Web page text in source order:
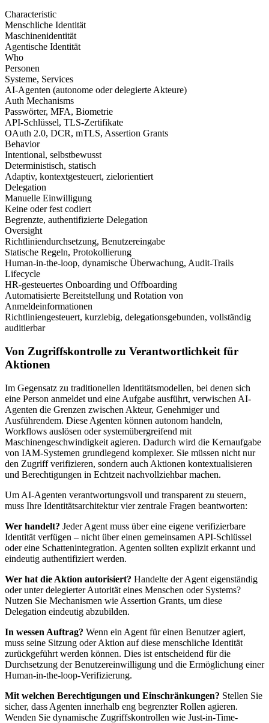
Characteristic
Menschliche Identität
Maschinenidentität
Agentische Identität
Who
Personen
Systeme, Services
AI-Agenten (autonome oder delegierte Akteure)
Auth Mechanisms
Passwörter, MFA, Biometrie
API-Schlüssel, TLS-Zertifikate
OAuth 2.0, DCR, mTLS, Assertion Grants
Behavior
Intentional, selbstbewusst
Deterministisch, statisch
Adaptiv, kontextgesteuert, zielorientiert
Delegation
Manuelle Einwilligung
Keine oder fest codiert
Begrenzte, authentifizierte Delegation
Oversight
Richtliniendurchsetzung, Benutzereingabe
Statische Regeln, Protokollierung
Human-in-the-loop, dynamische Überwachung, Audit-Trails
Lifecycle
HR-gesteuertes Onboarding und Offboarding
Automatisierte Bereitstellung und Rotation von
Anmeldeinformationen
Richtliniengesteuert, kurzlebig, delegationsgebunden, vollständig
auditierbar
Von Zugriffskontrolle zu Verantwortlichkeit für
Aktionen
Im Gegensatz zu traditionellen Identitätsmodellen, bei denen sich
eine Person anmeldet und eine Aufgabe ausführt, verwischen AI-
Agenten die Grenzen zwischen Akteur, Genehmiger und
Ausführendem. Diese Agenten können autonom handeln,
Workflows auslösen oder systemübergreifend mit
Maschinengeschwindigkeit agieren. Dadurch wird die Kernaufgabe
von IAM-Systemen grundlegend komplexer. Sie müssen nicht nur
den Zugriff verifizieren, sondern auch Aktionen kontextualisieren
und Berechtigungen in Echtzeit nachvollziehbar machen.
Um AI-Agenten verantwortungsvoll und transparent zu steuern,
muss Ihre Identitätsarchitektur vier zentrale Fragen beantworten:
Wer handelt? Jeder Agent muss über eine eigene verifizierbare
Identität verfügen – nicht über einen gemeinsamen API-Schlüssel
oder eine Schattenintegration. Agenten sollten explizit erkannt und
eindeutig authentifiziert werden.
Wer hat die Aktion autorisiert? Handelte der Agent eigenständig
oder unter delegierter Autorität eines Menschen oder Systems?
Nutzen Sie Mechanismen wie Assertion Grants, um diese
Delegation eindeutig abzubilden.
In wessen Auftrag? Wenn ein Agent für einen Benutzer agiert,
muss seine Sitzung oder Aktion auf diese menschliche Identität
zurückgeführt werden können. Dies ist entscheidend für die
Durchsetzung der Benutzereinwilligung und die Ermöglichung einer
Human-in-the-loop-Verifizierung.
Mit welchen Berechtigungen und Einschränkungen? Stellen Sie
sicher, dass Agenten innerhalb eng begrenzter Rollen agieren.
Wenden Sie dynamische Zugriffskontrollen wie Just-in-Time-